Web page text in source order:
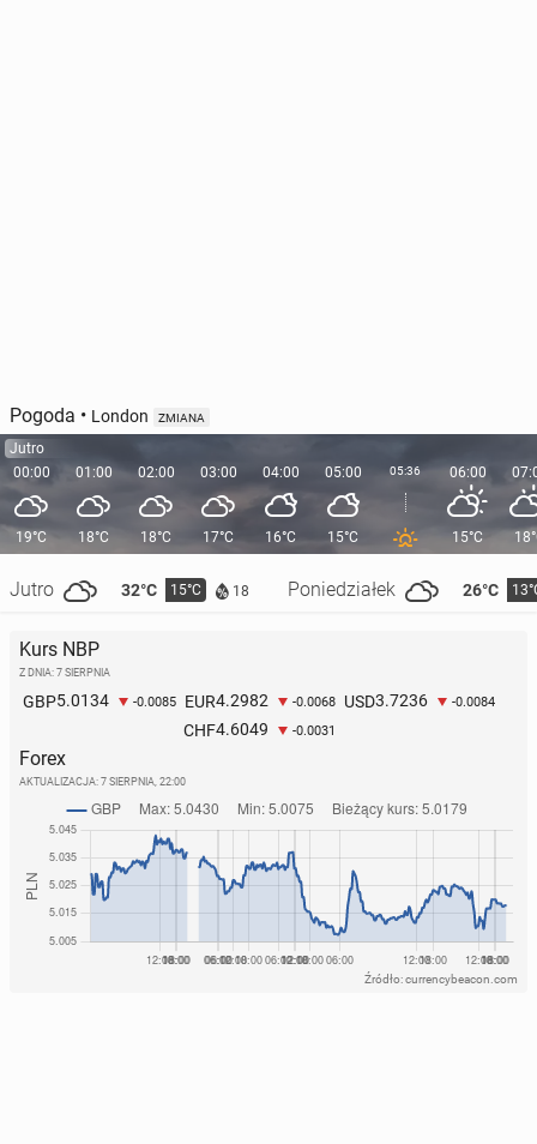
Włochy: Nad­cho­dzi bardzo trudny tydzień z tem­pe­
ra­tu­ra­mi powyżej 40 stopni
Pogoda • London ZMIANA
Jutro
00:00
19°C
Jutro 32°C 15°C 18 Poniedziałek 26°C
01:00
18°C
02:00
18°C
03:00
17°C
04:00
16°C
05:00
15°C
05:36 06:00
15°C
Kurs NBP
Z DNIA: 7 SIERPNIA
GBP5.0134 -0.0085 EUR4.2982 -0.0068 USD3.7236 -0.0084
CHF4.6049 -0.0031
Forex
AKTUALIZACJA: 7 SIERPNIA, 22:00
Źródło: currencybeacon.com